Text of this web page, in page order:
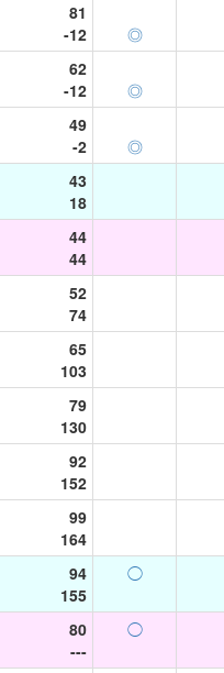
81
-12
◎
62
-12
◎
49
-2
◎
43
18
44
44
52
74
65
103
79
130
92
152
99
164
94
155
◯
80
---
◯